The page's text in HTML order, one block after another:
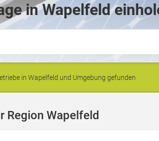
in Wapelfeld
in Wapelfeld und Umgebung gefunden
Region Wapelfeld